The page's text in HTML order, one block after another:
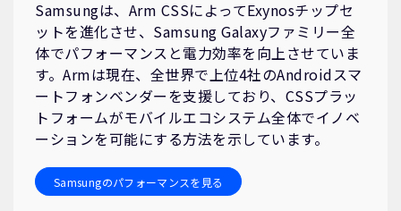
Samsungは、Arm CSSによってExynosチップセ
ットを進化させ、Samsung Galaxyファミリー全
体でパフォーマンスと電力効率を向上させていま
す。Armは現在、全世界で上位4社のAndroidスマ
ートフォンベンダーを支援しており、CSSプラッ
トフォームがモバイルエコシステム全体でイノベ
ーションを可能にする方法を示しています。
Samsungのパフォーマンスを見る